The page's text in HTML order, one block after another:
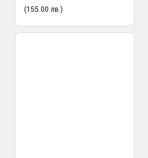
(155.00 лв.)